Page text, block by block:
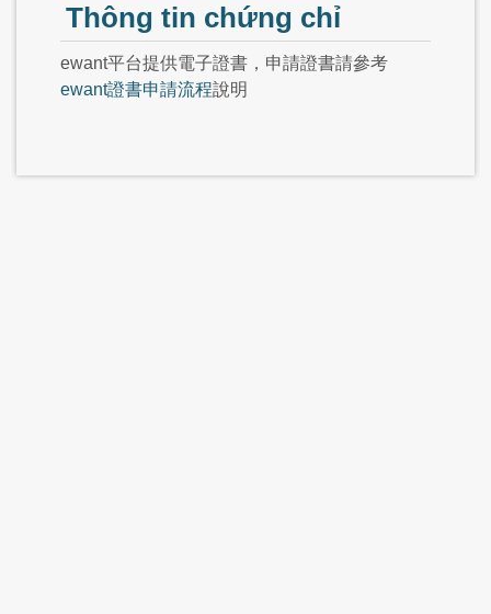
Thông tin chứng chỉ
ewant平台提供電子證書，申請證書請參考
ewant證書申請流程說明